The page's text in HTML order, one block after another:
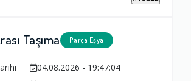
Taşıma Parça Eşya
04.08.2026 - 19:47:04
Zamanlama